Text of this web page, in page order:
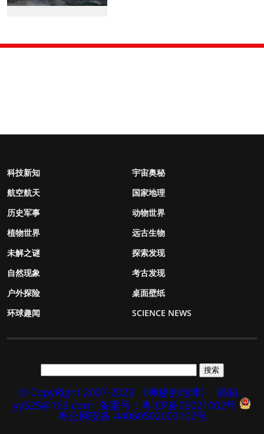
科技新知
宇宙奥秘
航空航天
国家地理
历史军事
动物世界
植物世界
远古生物
未解之谜
探索发现
自然现象
考古发现
户外探险
桌面壁纸
环球趣闻
SCIENCE NEWS
© CopyRight 2007-2023 《神秘的地球》
邮箱：
yy525@163.com 备案号：粤ICP备06021002号
粤公网安备 44060502003102号